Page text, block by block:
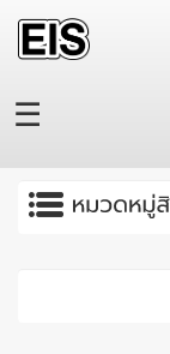
Skip to main
☰